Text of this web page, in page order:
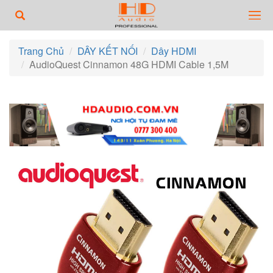
Trang Chủ DÂY KẾT NỐI
Dây HDMI
AudioQuest Cinnamon 48G HDMI Cable 1,5M